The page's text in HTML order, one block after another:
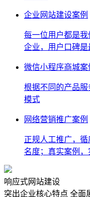
企业网站建设案例
每一位用户都是
企业，用户口碑
微信小程序商城案
根据不同的产品
模式
网络营销推广案例
正规人工推广，
名度；真实案例
响应式网站建设
突出企业核心特点 全面